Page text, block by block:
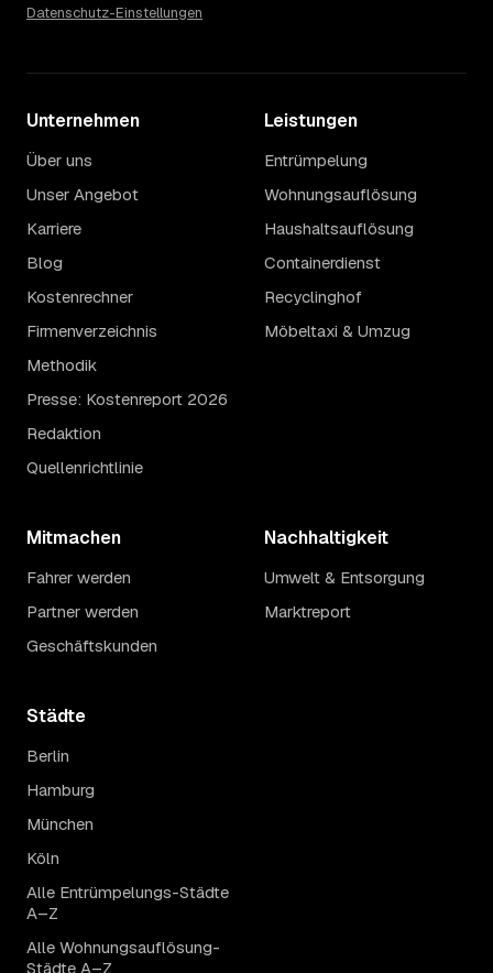
Datenschutz-Einstellungen
Unternehmen
Über uns
Unser Angebot
Karriere
Blog
Kostenrechner
Firmenverzeichnis
Methodik
Presse: Kostenreport 2026
Redaktion
Quellenrichtlinie
Leistungen
Entrümpelung
Wohnungsauflösung
Haushaltsauflösung
Containerdienst
Recyclinghof
Möbeltaxi & Umzug
Mitmachen
Fahrer werden
Partner werden
Geschäftskunden
Nachhaltigkeit
Umwelt & Entsorgung
Marktreport
Städte
Berlin
Hamburg
München
Köln
Alle Entrümpelungs-Städte
A–Z
Alle Wohnungsauflösung-
Städte A–Z